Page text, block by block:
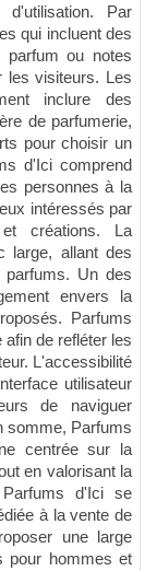
Par
qui incluent des
parfum ou notes
les visiteurs. Les
inclure des
de parfumerie,
pour choisir un
d'Ici comprend
personnes à la
intéressés par
créations. La
large, allant des
Un des
envers la
Parfums
de refléter les
L'accessibilité
utilisateur
de naviguer
somme, Parfums
centrée sur la
en valorisant la
d'Ici se
à la vente de
une large
pour hommes et